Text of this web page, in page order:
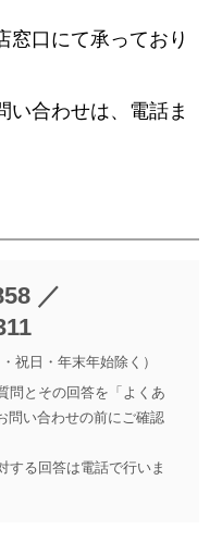
窓口にて承っており
い合わせは、電話ま
／
祝日・年末年始除く）
問とその回答を「よくあ
問い合わせの前にご確認
する回答は電話で行いま